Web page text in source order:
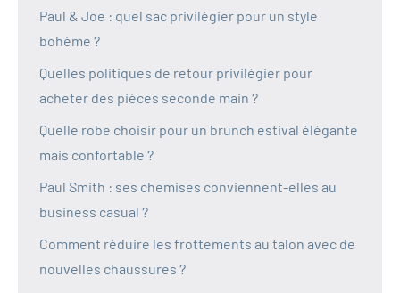
Paul & Joe : quel sac privilégier pour un style
bohème ?
Quelles politiques de retour privilégier pour
acheter des pièces seconde main ?
Quelle robe choisir pour un brunch estival élégante
mais confortable ?
Paul Smith : ses chemises conviennent-elles au
business casual ?
Comment réduire les frottements au talon avec de
nouvelles chaussures ?